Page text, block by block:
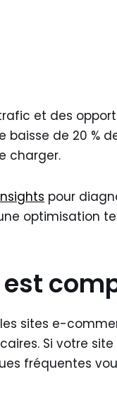
et des
baisse de 20 %
charger.
pour
optimisation
sites e-
Si votre
fréquentes